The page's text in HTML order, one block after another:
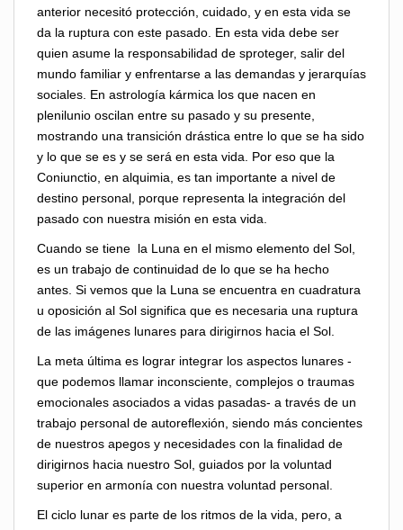
anterior necesitó protección, cuidado, y en esta vida se
da la ruptura con este pasado. En esta vida debe ser
quien asume la responsabilidad de sproteger, salir del
mundo familiar y enfrentarse a las demandas y jerarquías
sociales. En astrología kármica los que nacen en
plenilunio oscilan entre su pasado y su presente,
mostrando una transición drástica entre lo que se ha sido
y lo que se es y se será en esta vida. Por eso que la
Coniunctio, en alquimia, es tan importante a nivel de
destino personal, porque representa la integración del
pasado con nuestra misión en esta vida.
Cuando se tiene la Luna en el mismo elemento del Sol,
es un trabajo de continuidad de lo que se ha hecho
antes. Si vemos que la Luna se encuentra en cuadratura
u oposición al Sol significa que es necesaria una ruptura
de las imágenes lunares para dirigirnos hacia el Sol.
La meta última es lograr integrar los aspectos lunares -
que podemos llamar inconsciente, complejos o traumas
emocionales asociados a vidas pasadas- a través de un
trabajo personal de autoreflexión, siendo más concientes
de nuestros apegos y necesidades con la finalidad de
dirigirnos hacia nuestro Sol, guiados por la voluntad
superior en armonía con nuestra voluntad personal.
El ciclo lunar es parte de los ritmos de la vida, pero, a